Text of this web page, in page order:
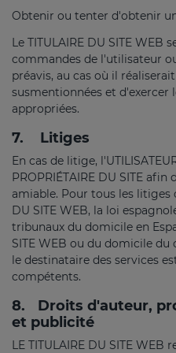
Obtenir ou tenter d'obtenir
Le TITULAIRE DU SITE WEB
commandes de l'utilisateur
préavis, au cas où il
susmentionnées et d'exercer
appropriées.
7. Litiges
En cas de litige,
PROPRIÉTAIRE DU SITE
amiable. Pour tous les litiges
DU SITE WEB, la loi
tribunaux du domicile en
SITE WEB ou du domicile
le destinataire des services
compétents.
8.
Droits d'auteur,
et publicité
LE TITULAIRE DU SITE